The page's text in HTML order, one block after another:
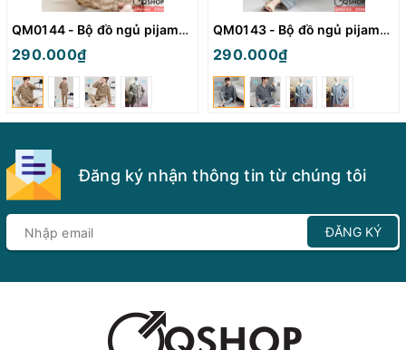
QM0144 - Bộ đồ ngủ pijama nam thun
290.000₫
QM0143 - Bộ đồ ngủ pijama nam thun
290.000₫
Đăng ký nhận thông tin từ chúng tôi
ĐĂNG KÝ